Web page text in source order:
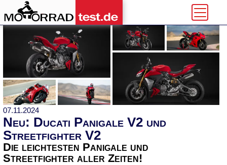
07.11.2024
Neu: Ducati Panigale V2 und
Streetfighter V2
Die leichtesten Panigale und
Streetfighter aller Zeiten!